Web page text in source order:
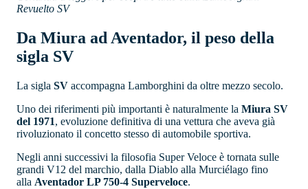
Revuelto SV
Da Miura ad Aventador, il peso della
sigla SV
La sigla SV accompagna Lamborghini da oltre mezzo secolo.
Uno dei riferimenti più importanti è naturalmente la Miura SV
del 1971, evoluzione definitiva di una vettura che aveva già
rivoluzionato il concetto stesso di automobile sportiva.
Negli anni successivi la filosofia Super Veloce è tornata sulle
grandi V12 del marchio, dalla Diablo alla Murciélago fino
alla Aventador LP 750-4 Superveloce.